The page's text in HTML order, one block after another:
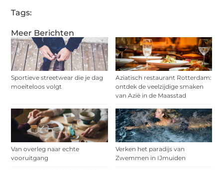
Meer Berichten
Sportieve streetwear die je dag
moeiteloos volgt
Aziatisch restaurant Rotterdam:
ontdek de veelzijdige smaken
van Azië in de Maasstad
Van overleg naar echte
vooruitgang
Verken het paradijs van
Zwemmen in IJmuiden
Tags: